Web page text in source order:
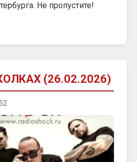
Не пропустите!
(26.02.2026)